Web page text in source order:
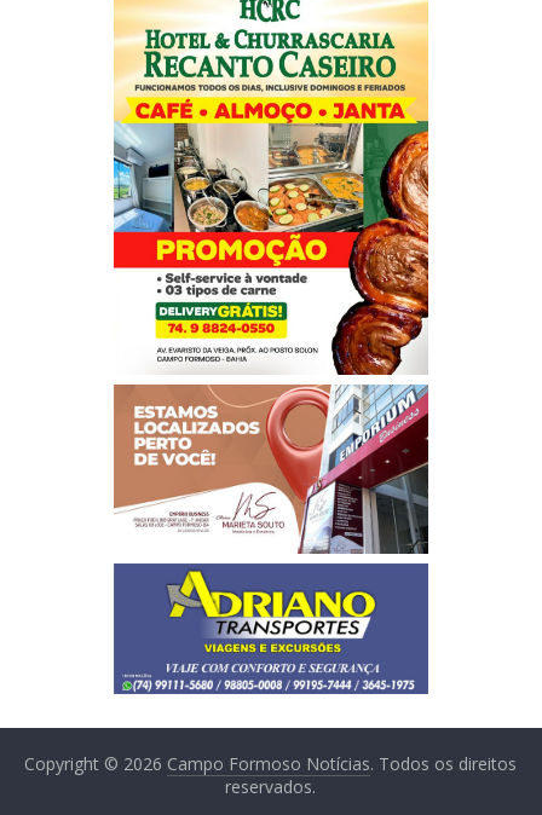
Copyright © 2026 Campo Formoso Notícias. Todos os direitos
reservados.